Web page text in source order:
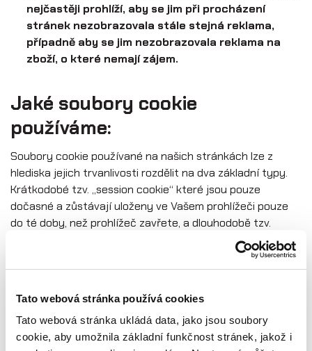
Tato webová stránka používá cookies
Tato webová stránka ukládá data, jako jsou soubory
cookie, aby umožnila základní funkčnost stránek, jakož i
nejčastěji prohlíží, aby se jim při procházení
stránek nezobrazovala stále stejná reklama,
případně aby se jim nezobrazovala reklama na
zboží, o které nemají zájem.
Jaké soubory cookie
používáme:
Soubory cookie používané na našich stránkách lze z
hlediska jejich trvanlivosti rozdělit na dva základní typy.
Krátkodobé tzv. „session cookie“ které jsou pouze
dočasné a zůstávají uloženy ve Vašem prohlížeči pouze
do té doby, než prohlížeč zavřete, a dlouhodobě tzv.
„persistent cookie“, které zůstávají uloženy ve Vašem
zařízení mnohem déle nebo dokud je ručně neodstraníte
(doba ponechání souborů cookie ve vašem zařízení závisí
prohlížeče).
Z hlediska funkce, kterou jednotlivé cookie plní, lze cookie